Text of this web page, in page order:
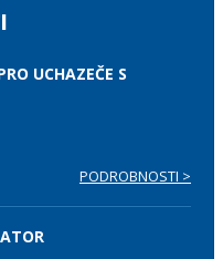
UCHAZEČE S
PODROBNOSTI >